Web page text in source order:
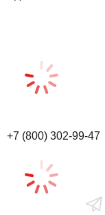
+7 (800) 302-99-47